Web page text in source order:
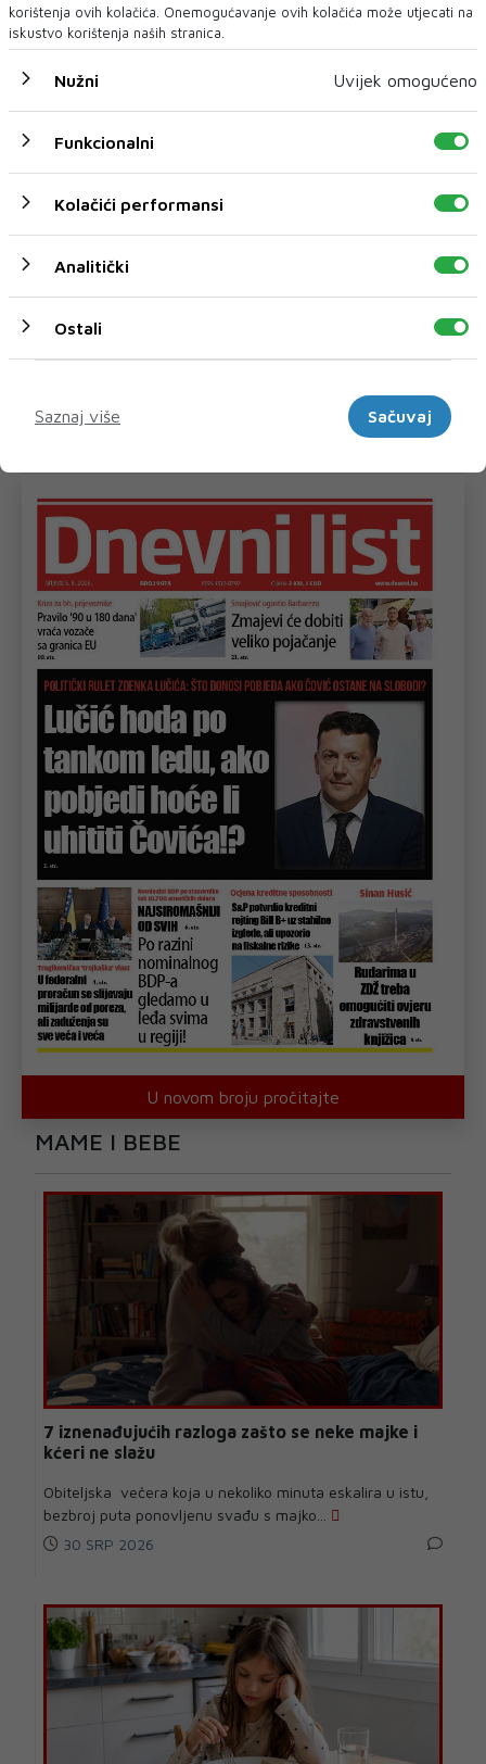
EUFOR nadomak Foče izveo vježbu
EUFOR je u srijedu navečer uspješno izveo združenu vježbu
U novom broju pročitajte
MAME I BEBE
7 iznenađujućih razloga zašto se neke majke i
kćeri ne slažu
Obiteljska večera koja u nekoliko minuta eskalira u istu,
bezbroj puta ponovljenu svađu s majko...
30 SRP 2026
korištenja ovih kolačića. Onemogućavanje ovih kolačića može utjecati na
iskustvo korištenja naših stranica.
Nužni Uvijek omogućeno
Funkcionalni
Kolačići performansi
Analitički
Ostali
Saznaj više
Sačuvaj